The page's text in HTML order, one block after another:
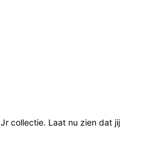
collectie. Laat nu zien dat jij